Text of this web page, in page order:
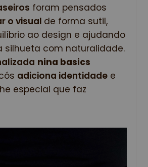
foram pensados
o visual de forma sutil,
ao design e ajudando
silhueta com naturalidade.
nina basics
adiciona identidade e
especial que faz